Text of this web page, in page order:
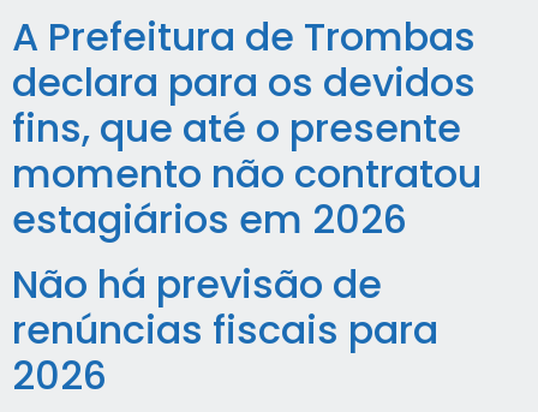
A Prefeitura de Trombas
declara para os devidos
fins, que até o presente
momento não contratou
estagiários em 2026
Não há previsão de
renúncias fiscais para
2026